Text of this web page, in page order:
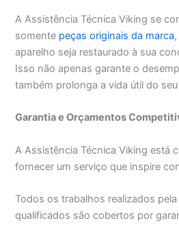
A Assistência Técnica Viking se
somente peças originais da marca
aparelho seja restaurado à sua
Isso não apenas garante o
também prolonga a vida útil do
Garantia e Orçamentos
A Assistência Técnica Viking está
fornecer um serviço que inspire
Todos os trabalhos realizados
qualificados são cobertos por